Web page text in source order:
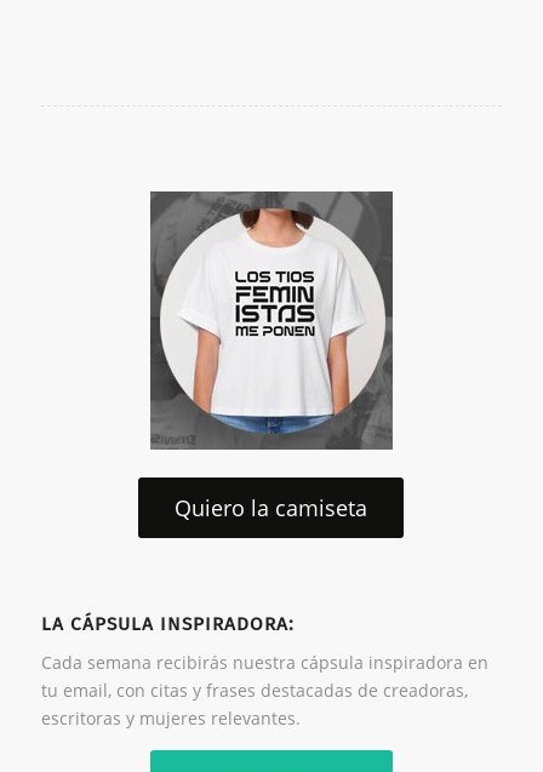
Quiero la camiseta
LA CÁPSULA INSPIRADORA:
Cada semana recibirás nuestra cápsula inspiradora en
tu email, con citas y frases destacadas de creadoras,
escritoras y mujeres relevantes.